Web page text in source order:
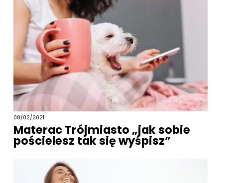
08/02/2021
Materac Trójmiasto „jak sobie
pościelesz tak się wyśpisz”